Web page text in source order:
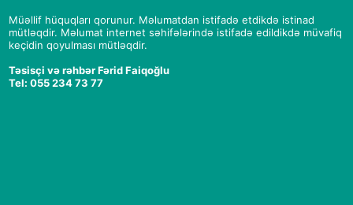
Müəllif hüquqları qorunur. Məlumatdan istifadə etdikdə istinad
mütləqdir. Məlumat internet səhifələrində istifadə edildikdə müvafiq
keçidin qoyulması mütləqdir.
Təsisçi və rəhbər Fərid Faiqoğlu
Tel: 055 234 73 77